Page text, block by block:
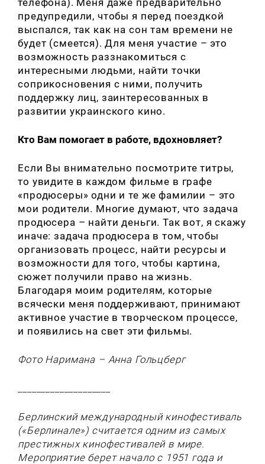
предупредили, чтобы я перед поездкой
выспался, так как на сон там времени не
будет (смеется). Для меня участие – это
возможность раззнакомиться с
интересными людьми, найти точки
соприкосновения с ними, получить
поддержку лиц, заинтересованных в
развитии украинского кино.
Кто Вам помогает в работе, вдохновляет?
Если Вы внимательно посмотрите титры,
то увидите в каждом фильме в графе
«продюсеры» одни и те же фамилии – это
мои родители. Многие думают, что задача
продюсера – найти деньги. Так вот, я скажу
иначе: задача продюсера в том, чтобы
организовать процесс, найти ресурсы и
возможности для того, чтобы картина,
сюжет получили право на жизнь.
Благодаря моим родителям, которые
всячески меня поддерживают, принимают
активное участие в творческом процессе,
и появились на свет эти фильмы.
Фото Наримана – Анна Гольцберг
Берлинский международный кинофестиваль
(«Берлинале») считается одним из самых
престижных кинофестивалей в мире.
Мероприятие берет начало с 1951 года и